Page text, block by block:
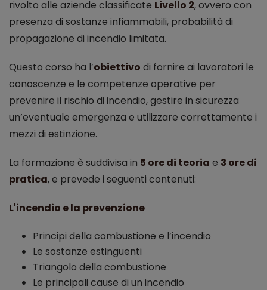
rivolto alle aziende classificate Livello 2, ovvero con
presenza di sostanze infiammabili, probabilità di
propagazione di incendio limitata.
Questo corso ha l’obiettivo di fornire ai lavoratori le
conoscenze e le competenze operative per
prevenire il rischio di incendio, gestire in sicurezza
un’eventuale emergenza e utilizzare correttamente i
mezzi di estinzione.
La formazione è suddivisa in 5 ore di teoria e 3 ore di
pratica, e prevede i seguenti contenuti:
L'incendio e la prevenzione
Principi della combustione e l’incendio
Le sostanze estinguenti
Triangolo della combustione
Le principali cause di un incendio